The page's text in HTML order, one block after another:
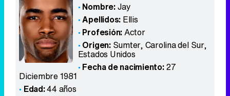
Nombre:Jay
Apellidos: Ellis
Profesión:Actor
Origen: Sumter, Carolina del Sur,
Estados Unidos
Fecha de nacimiento:27
Diciembre 1981
Edad:44 años